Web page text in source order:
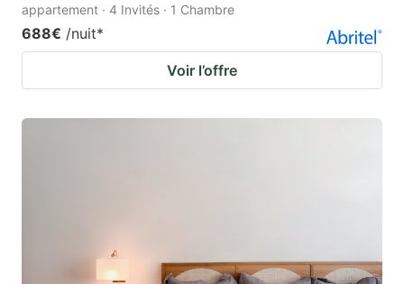
appartement · 4 Invités · 1 Chambre
688€ /nuit*
Voir l’offre